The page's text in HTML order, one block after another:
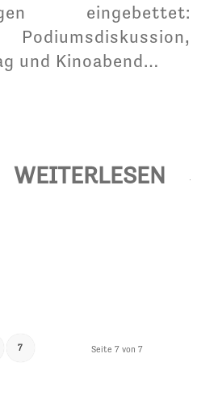
eingebettet:
und Kinoabend…
WEITERLESEN
Seite 7 von 7
7